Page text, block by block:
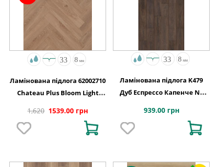
Ламінована підлога 62002710
Chateau Plus Bloom Light
1,620 1539.00 грн
Ламінована підлога K479
Дуб Еспрессо Капенче NL
939.00 грн